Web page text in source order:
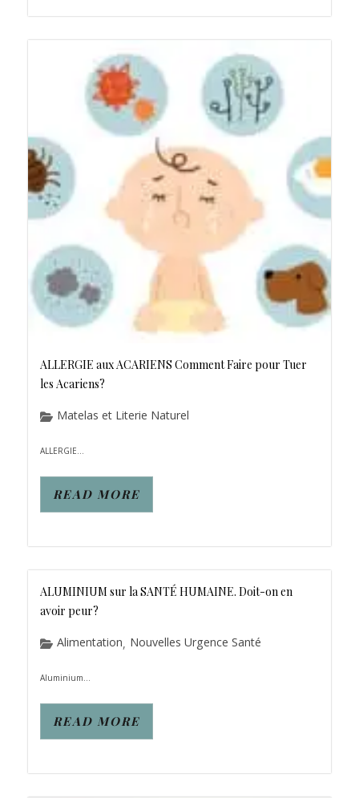
ALLERGIE aux ACARIENS Comment Faire pour Tuer
les Acariens?
Matelas et Literie Naturel
ALLERGIE...
READ MORE
ALUMINIUM sur la SANTÉ HUMAINE. Doit-on en
avoir peur?
Alimentation, Nouvelles Urgence Santé
Aluminium...
READ MORE